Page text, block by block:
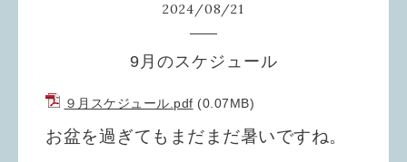
2024/08/21
9月のスケジュール
９月スケジュール.pdf (0.07MB)
お盆を過ぎてもまだまだ暑いですね。